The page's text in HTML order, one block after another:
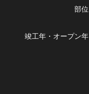
部位
竣工年・ オープン年